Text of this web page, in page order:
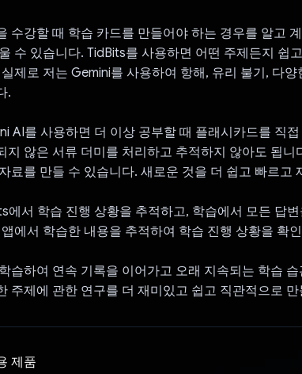
수강할 때 학습 카드를 만들어야 하는 경우를 알고
수 있습니다. TidBits를 사용하면 어떤 주제든지 쉽
제로 저는 Gemini를 사용하여 항해, 유리 불기, 다
.
AI를 사용하면 더 이상 공부할 때 플래시카드를 직
지 않은 서류 더미를 처리하고 추적하지 않아도 됩니
료를 만들 수 있습니다. 새로운 것을 더 쉽고 빠르고
에서 학습 진행 상황을 추적하고, 학습에서 모든 답
에서 학습한 내용을 추적하여 학습 진행 상황을 확
습하여 연속 기록을 이어가고 오래 지속되는 학습
주제에 관한 연구를 더 재미있고 쉽고 직관적으로
제품